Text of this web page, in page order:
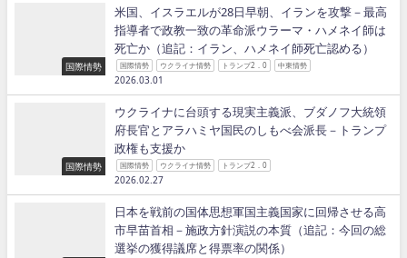
国際情勢
米国、イスラエルが28日早朝、イランを攻撃－最高
指導者で政教一致の革命派ウラーマ・ハメネイ師は
死亡か（追記：イラン、ハメネイ師死亡認める）
国際情勢 ウクライナ情勢 トランプ2．0 中東情勢
2026.03.01
国際情勢
ウクライナに台頭する現実主義派、ブダノフ大統領
府長官とアラハミヤ国民のしもべ会派長－トランプ
政権も支援か
国際情勢 ウクライナ情勢 トランプ2．0
2026.02.27
日本を戦前の国体思想軍国主義国家に回帰させる高
市早苗首相－施政方針演説の本質（追記：今回の総
選挙の獲得議席と得票率の関係）